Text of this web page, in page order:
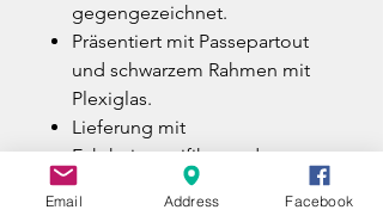
gegengezeichnet.
Präsentiert mit Passepartout
und schwarzem Rahmen mit
Plexiglas.
Lieferung mit
Echtheitszertifikat und
Rechnung.
Email Address Facebook